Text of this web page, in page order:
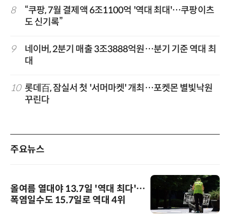
8
“쿠팡, 7월 결제액 6조1100억 '역대 최대'…쿠팡이츠
도 신기록”
9
네이버, 2분기 매출 3조3888억원…분기 기준 역대 최
대
10 롯데百, 잠실서 첫 '서머마켓' 개최…포켓몬 별빛낙원
꾸린다
주요뉴스
올여름 열대야 13.7일 '역대 최다'…
폭염일수도 15.7일로 역대 4위